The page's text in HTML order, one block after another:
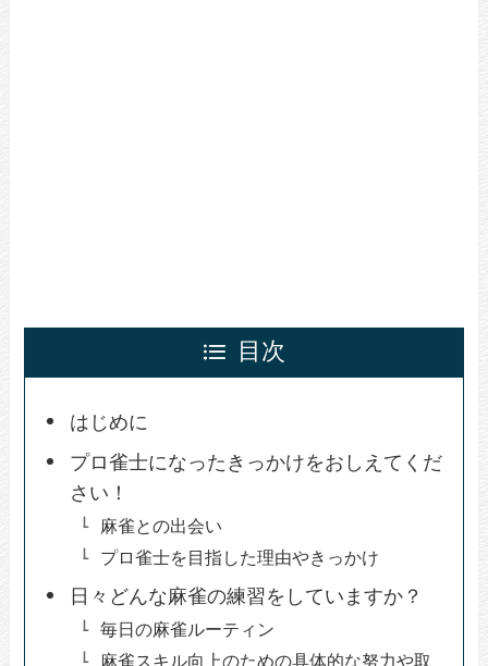
目次
はじめに
プロ雀士になったきっかけをおしえてくだ
さい！
麻雀との出会い
プロ雀士を目指した理由やきっかけ
日々どんな麻雀の練習をしていますか？
毎日の麻雀ルーティン
麻雀スキル向上のための具体的な努力や取